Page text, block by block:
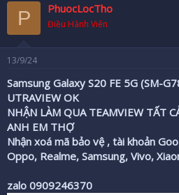
P PhuocLocTho
Điều Hành Viên
13/9/24
Samsung Galaxy S20 FE 5G (SM-
UTRAVIEW OK
NHẬN LÀM QUA TEAMVIEW TẤT
ANH EM THỢ
Nhận xoá mã bảo vệ , tài khoản
Oppo, Realme, Samsung, Vivo,
zalo 0909246370